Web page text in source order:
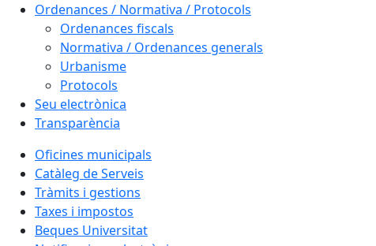
Ordenances / Normativa / Protocols
Ordenances fiscals
Normativa / Ordenances generals
Urbanisme
Protocols
Seu electrònica
Transparència
Oficines municipals
Catàleg de Serveis
Tràmits i gestions
Taxes i impostos
Beques Universitat